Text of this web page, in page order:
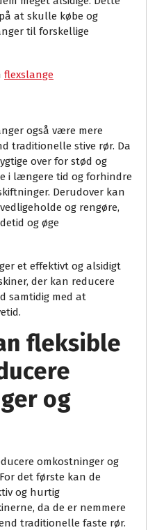
at skulle købe og
til forskellige
flexslange
også være mere
traditionelle stive rør. Da
over for stød og
i længere tid og forhindre
Derudover kan
og rengøre,
og øge
et effektivt og alsidigt
der kan reducere
samtidig med at
fleksible
og
omkostninger og
det første kan de
og hurtig
da de er nemmere
traditionelle faste rør.